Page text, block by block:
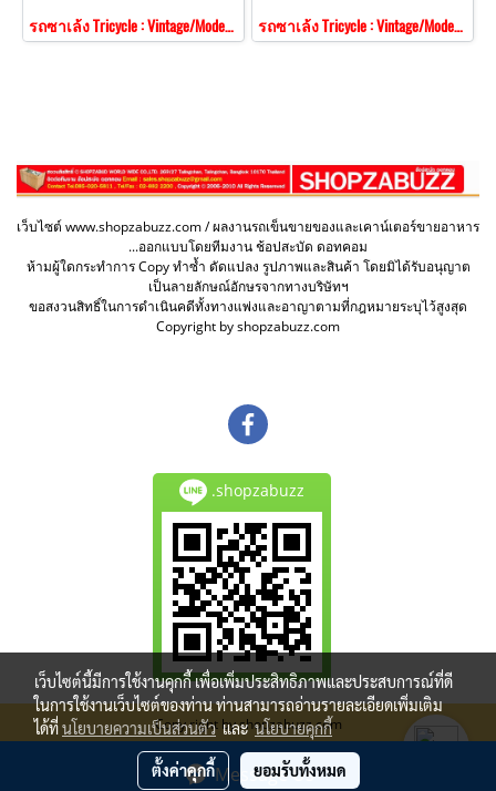
Message Us
รถซาเล้ง Tricycle : Vintage/Modern Style BT - 17 รถซาเล้ง Tricycle : Vintage/Modern Style BT - 18
เว็บไซต์ www.shopzabuzz.com / ผลงานรถเข็นขายของและเคาน์เตอร์ขายอาหาร
...ออกแบบโดยทีมงาน ช้อปสะบัด ดอทคอม
ห้ามผู้ใดกระทำการ Copy ทำซ้ำ ดัดแปลง รูปภาพและสินค้า โดยมิได้รับอนุญาต
เป็นลายลักษณ์อักษรจากทางบริษัทฯ
ขอสงวนสิทธิ์ในการดำเนินคดีทั้งทางแพ่งและอาญาตามที่กฎหมายระบุไว้สูงสุด
Copyright by shopzabuzz.com
.shopzabuzz
Copy right by shopzabuzz.com
ผู้เข้าชมวันนี้
เว็บไซต์นี้มีการใช้งานคุกกี้ เพื่อเพิ่มประสิทธิภาพและประสบการณ์ที่ดี
ในการใช้งานเว็บไซต์ของท่าน ท่านสามารถอ่านรายละเอียดเพิ่มเติม
ได้ที่นโยบายความเป็นส่วนตัวและนโยบายคุกกี้
ตั้งค่าคุกกี้ ยอมรับทั้งหมด